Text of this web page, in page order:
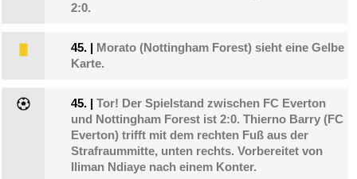
2:0.
45. | Morato (Nottingham Forest) sieht eine Gelbe
Karte.
45. |Tor! Der Spielstand zwischen FC Everton
und Nottingham Forest ist 2:0. Thierno Barry (FC
Everton) trifft mit dem rechten Fuß aus der
Strafraummitte, unten rechts. Vorbereitet von
Iliman Ndiaye nach einem Konter.